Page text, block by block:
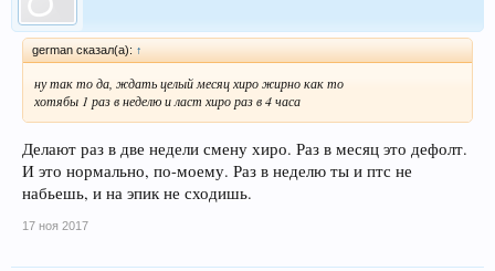
german сказал(а): ↑
ну так то да, ждать целый месяц хиро жирно как то
хотябы 1 раз в неделю и ласт хиро раз в 4 часа
Делают раз в две недели смену хиро. Раз в месяц это дефолт.
И это нормально, по-моему. Раз в неделю ты и птс не
набьешь, и на эпик не сходишь.
17 ноя 2017